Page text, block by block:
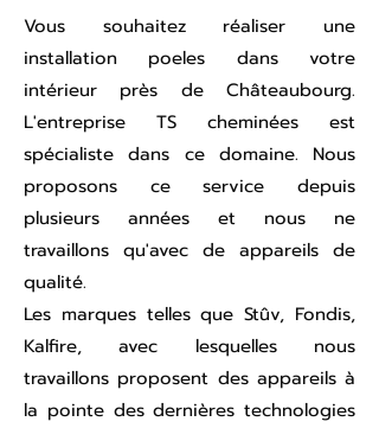
Vous souhaitez réaliser une
installation poeles dans votre
intérieur près de Châteaubourg.
L'entreprise TS cheminées est
spécialiste dans ce domaine. Nous
proposons ce service depuis
plusieurs années et nous ne
travaillons qu'avec de appareils de
qualité.
Les marques telles que Stûv, Fondis,
Kalfire, avec lesquelles nous
travaillons proposent des appareils à
la pointe des dernières technologies